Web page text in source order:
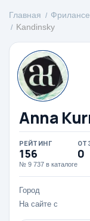
Главная
Kandinsky
Anna
РЕЙТИНГ
156
№ 9 737 в каталоге
0
Город
На сайте с